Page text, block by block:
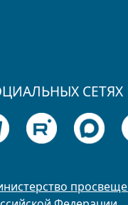
СЕТЯХ